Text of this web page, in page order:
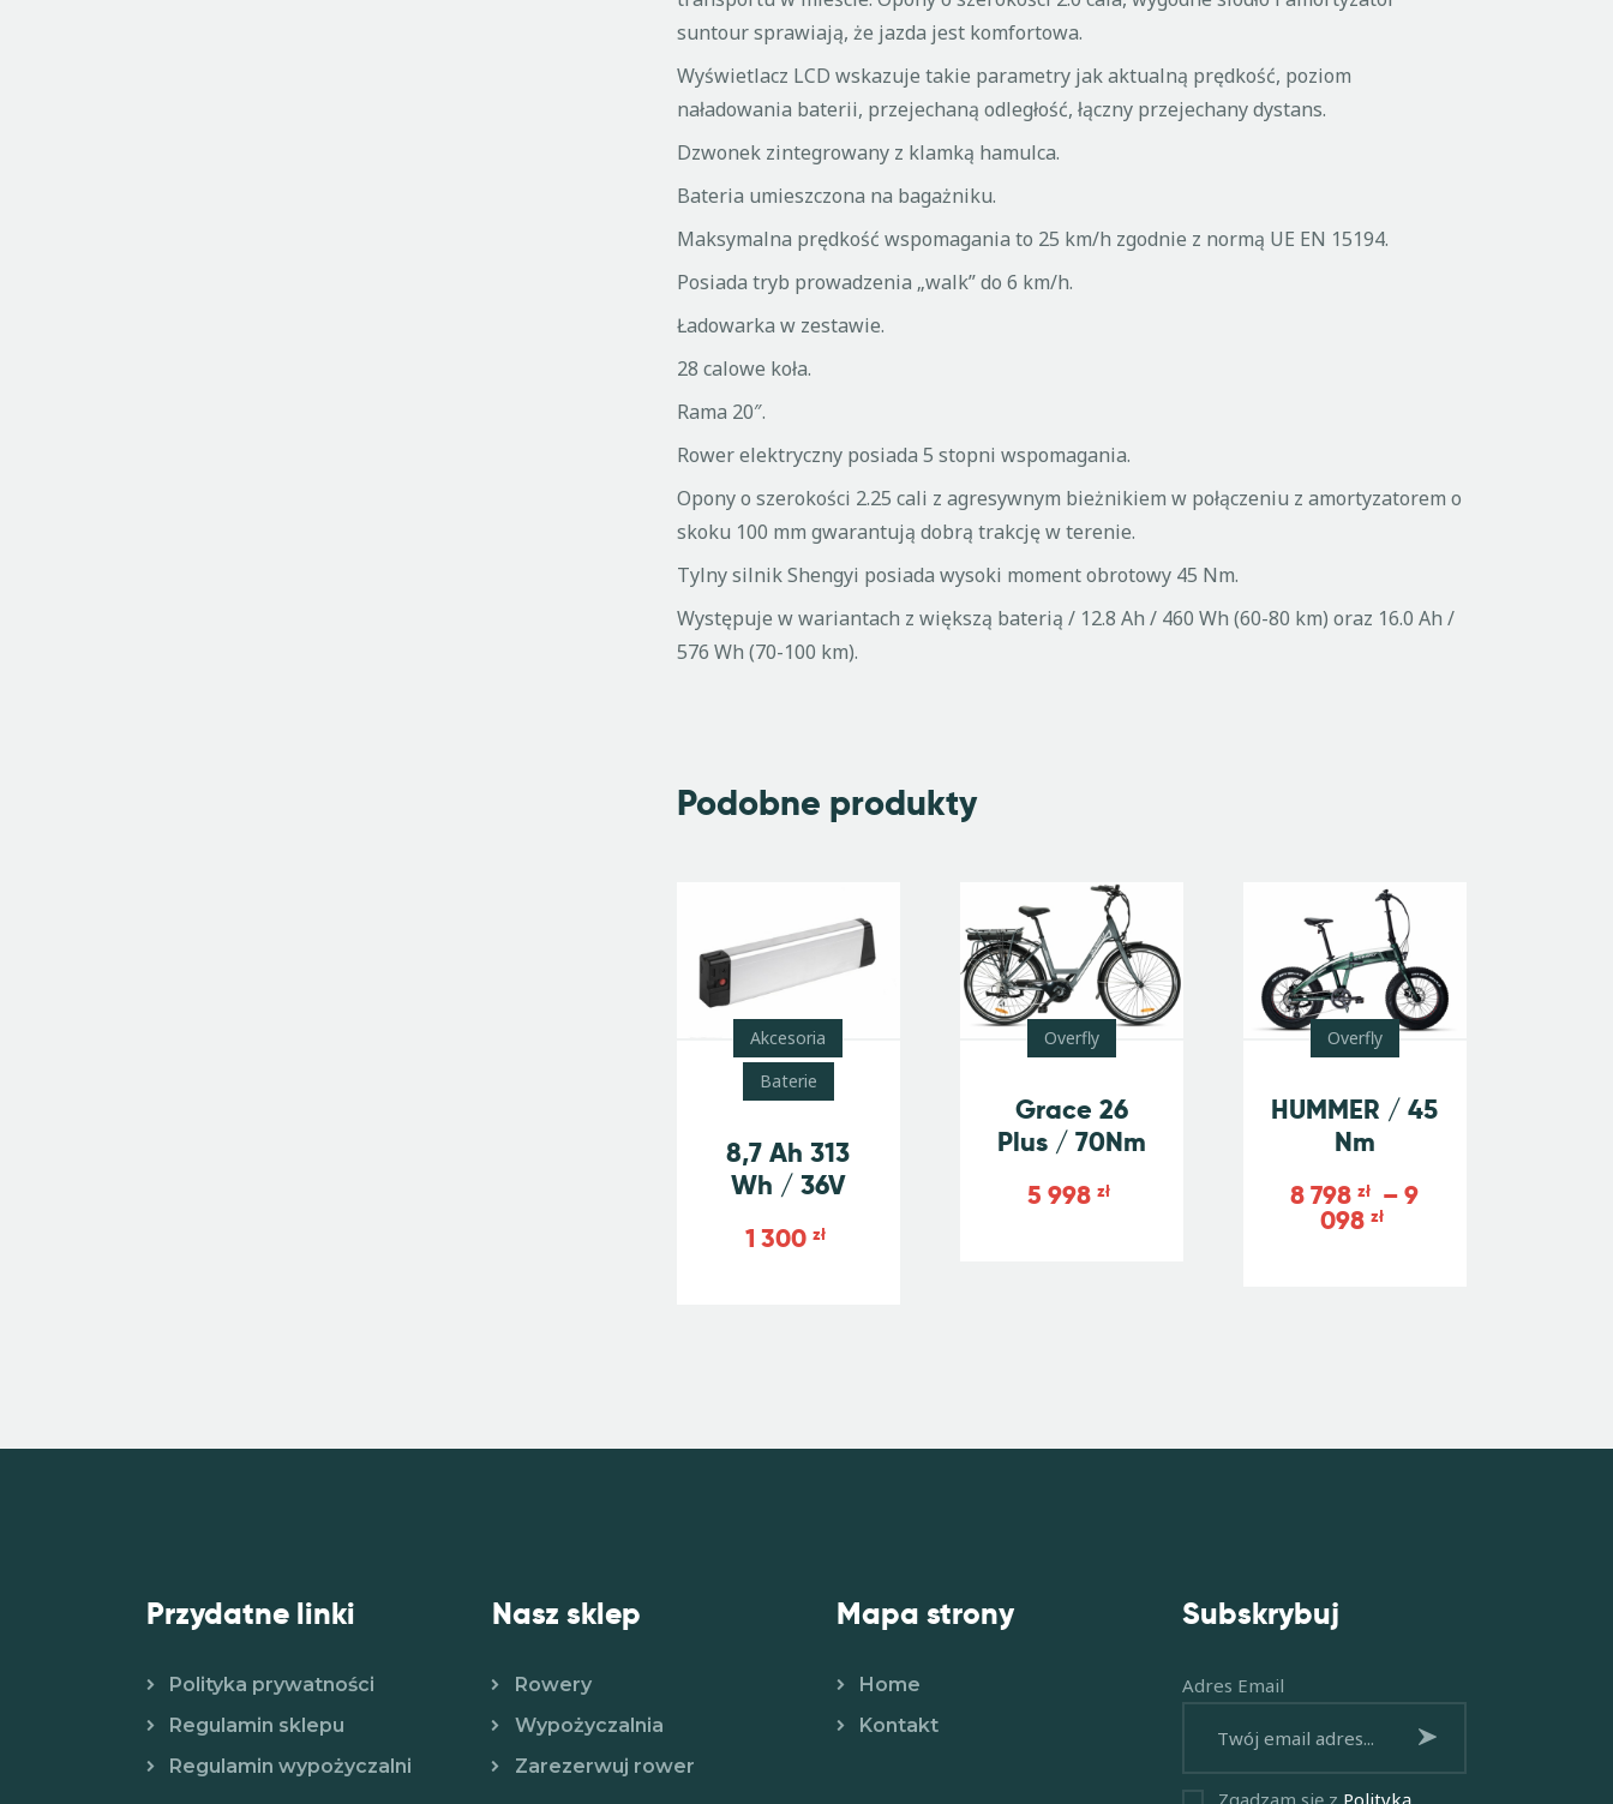
suntour sprawiają, że jazda jest komfortowa.
Wyświetlacz LCD wskazuje takie parametry jak aktualną prędkość, poziom
naładowania baterii, przejechaną odległość, łączny przejechany dystans.
Dzwonek zintegrowany z klamką hamulca.
Bateria umieszczona na bagażniku.
Maksymalna prędkość wspomagania to 25 km/h zgodnie z normą UE EN 15194.
Posiada tryb prowadzenia „walk” do 6 km/h.
Ładowarka w zestawie.
28 calowe koła.
Rama 20″.
Rower elektryczny posiada 5 stopni wspomagania.
Opony o szerokości 2.25 cali z agresywnym bieżnikiem w połączeniu z amortyzatorem o
skoku 100 mm gwarantują dobrą trakcję w terenie.
Tylny silnik Shengyi posiada wysoki moment obrotowy 45 Nm.
Występuje w wariantach z większą baterią / 12.8 Ah / 460 Wh (60-80 km) oraz 16.0 Ah /
576 Wh (70-100 km).
Podobne produkty
Akcesoria
Baterie
8,7 Ah 313
Wh / 36V
1 300 zł
Overfly
Grace 26
Plus / 70Nm
5 998 zł
Overfly
HUMMER / 45
Nm
8 798zł – 9
098 zł
Przydatne linki
Polityka prywatności
Regulamin sklepu
Regulamin wypożyczalni
Nasz sklep
Rowery
Wypożyczalnia
Zarezerwuj rower
Mapa strony
Home
Kontakt
Subskrybuj
Adres Email
Subskrybuj